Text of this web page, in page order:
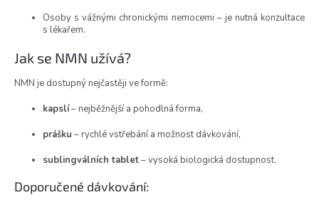
Osoby s vážnými chronickými nemocemi – je nutná konzultace
s lékařem.
Jak se NMN užívá?
NMN je dostupný nejčastěji ve formě:
kapslí– nejběžnější a pohodlná forma,
prášku – rychlé vstřebání a možnost dávkování,
sublingválních tablet– vysoká biologická dostupnost.
Doporučené dávkování: